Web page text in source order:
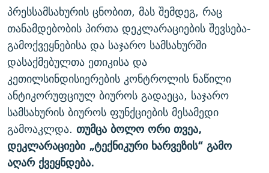
პრესსამსახურის ცნობით, მას შემდეგ, რაც
თანამდებობის პირთა დეკლარაციების შევსება-
გამოქვეყნებისა და საჯარო სამსახურში
დასაქმებულთა ეთიკისა და
კეთილსინდისიერების კონტროლის ნაწილი
ანტიკორუფციულ ბიუროს გადაეცა, საჯარო
სამსახურის ბიუროს ფუნქციების მესამედი
გამოაკლდა. თუმცა ბოლო ორი თვეა,
დეკლარაციები „ტექნიკური ხარვეზის“ გამო
აღარ ქვეყნდება.